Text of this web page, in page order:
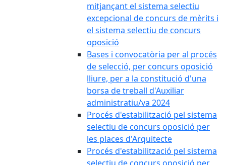
mitjançant el sistema selectiu
excepcional de concurs de mèrits i
el sistema selectiu de concurs
oposició
Bases i convocatòria per al procés
de selecció, per concurs oposició
lliure, per a la constitució d'una
borsa de treball d'Auxiliar
administratiu/va 2024
Procés d'estabilització pel sistema
selectiu de concurs oposició per
les places d'Arquitecte
Procés d'estabilització pel sistema